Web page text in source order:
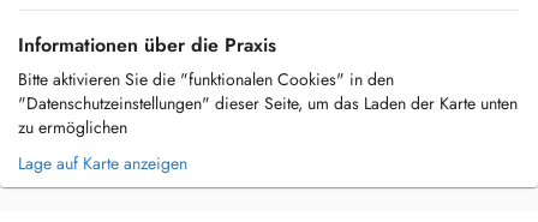
Informationen über die Praxis
Bitte aktivieren Sie die "funktionalen Cookies" in den
"Datenschutzeinstellungen" dieser Seite, um das Laden der Karte unten
zu ermöglichen
Lage auf Karte anzeigen